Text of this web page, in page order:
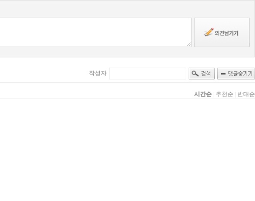
작성자
시간순 추천순 반대순